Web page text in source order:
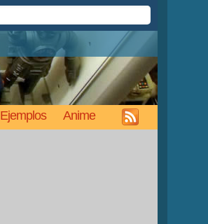
Ejemplos Anime